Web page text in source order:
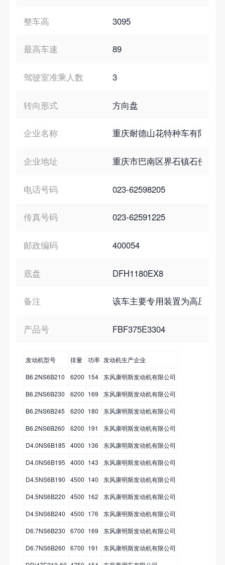
整车高 3095
最高车速 89
驾驶室准乘人数 3
转向形式 方向盘
企业名称 重庆耐德山花特种车有限责
企业地址 重庆市巴南区界石镇石佛路6
电话号码 023-62598205
传真号码 023-62591225
邮政编码 400054
底盘 DFH1180EX8
备注 该车主要专用装置为高压水
产品号 FBF375E3304
发动机型号 排量 功率 发动机生产企业
B6.2NS6B210
6200 154
东风康明斯发动机有限公司
B6.2NS6B230
6200 169
东风康明斯发动机有限公司
B6.2NS6B245
6200 180
东风康明斯发动机有限公司
B6.2NS6B260
6200 191
东风康明斯发动机有限公司
D4.0NS6B185
4000 136
东风康明斯发动机有限公司
D4.0NS6B195
4000 143
东风康明斯发动机有限公司
D4.5NS6B190
4500 140
东风康明斯发动机有限公司
D4.5NS6B220
4500 162
东风康明斯发动机有限公司
D4.5NS6B240
4500 176
东风康明斯发动机有限公司
D6.7NS6B230
6700 169
东风康明斯发动机有限公司
D6.7NS6B260
6700 191
东风康明斯发动机有限公司